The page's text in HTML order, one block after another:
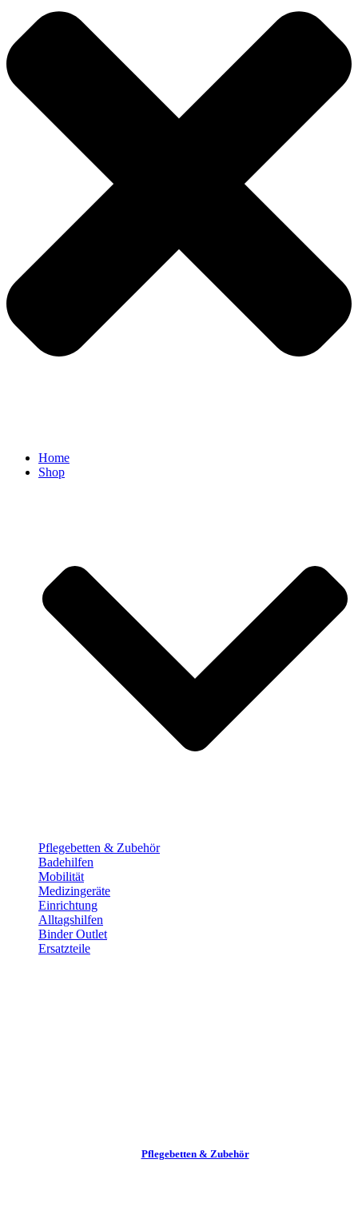
Home
Shop
Pflege­betten & Zubehör
Badehilfen
Mobilität
Medizingeräte
Einrichtung
Alltags­hilfen
Binder Outlet
Ersatzteile
Pflege­betten & Zubehör